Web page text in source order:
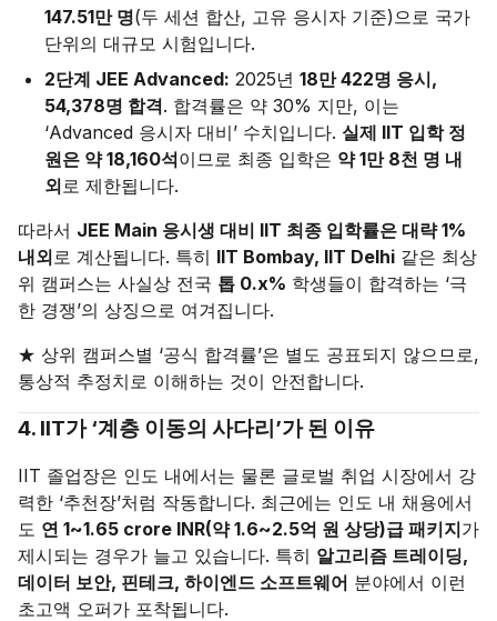
147.51만 명(두 세션 합산, 고유 응시자 기준)으로 국가
단위의 대규모 시험입니다.
2단계 JEE Advanced: 2025년 18만 422명 응시,
54,378명 합격. 합격률은 약 30% 지만, 이는
‘Advanced 응시자 대비’ 수치입니다. 실제 IIT 입학 정
원은 약 18,160석이므로 최종 입학은 약 1만 8천 명 내
외로 제한됩니다.
따라서 JEE Main 응시생 대비 IIT 최종 입학률은 대략 1%
내외로 계산됩니다. 특히 IIT Bombay, IIT Delhi 같은 최상
위 캠퍼스는 사실상 전국 톱 0.x% 학생들이 합격하는 ‘극
한 경쟁’의 상징으로 여겨집니다.
★ 상위 캠퍼스별 ‘공식 합격률’은 별도 공표되지 않으므로,
통상적 추정치로 이해하는 것이 안전합니다.
4. IIT가 ‘계층 이동의 사다리’가 된 이유
IIT 졸업장은 인도 내에서는 물론 글로벌 취업 시장에서 강
력한 ‘추천장’처럼 작동합니다. 최근에는 인도 내 채용에서
도 연 1~1.65 crore INR(약 1.6~2.5억 원 상당)급 패키지가
제시되는 경우가 늘고 있습니다. 특히 알고리즘 트레이딩,
데이터 보안, 핀테크, 하이엔드 소프트웨어 분야에서 이런
초고액 오퍼가 포착됩니다.